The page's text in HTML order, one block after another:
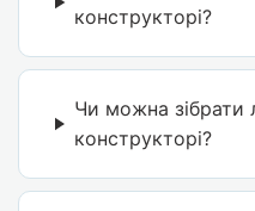
конструкторі?
Чи можна зібрати
конструкторі?